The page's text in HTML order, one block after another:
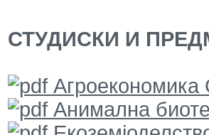
СТУДИСКИ И
Анимална